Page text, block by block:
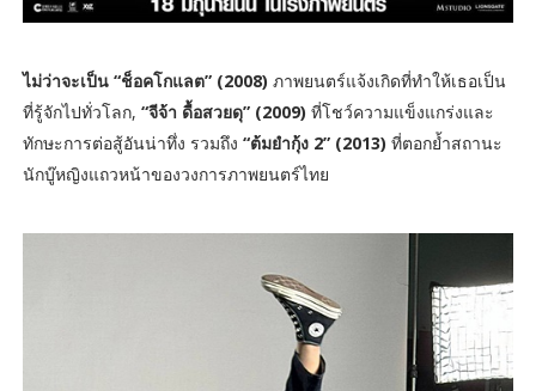
ไม่ว่าจะเป็น “ช็อคโกแลต” (2008) ภาพยนตร์แจ้งเกิดที่ทำให้เธอเป็น
ที่รู้จักไปทั่วโลก, “จีจ้า ดื้อสวยดุ” (2009) ที่โชว์ความแข็งแกร่งและ
ทักษะการต่อสู้อันน่าทึ่ง รวมถึง “ต้มยำกุ้ง 2” (2013) ที่ตอกย้ำสถานะ
นักบู๊หญิงแถวหน้าของวงการภาพยนตร์ไทย